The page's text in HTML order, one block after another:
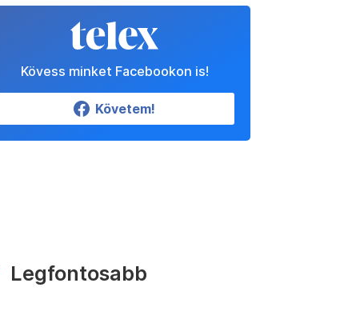
Kövess minket Facebookon is!
Követem!
Legfontosabb